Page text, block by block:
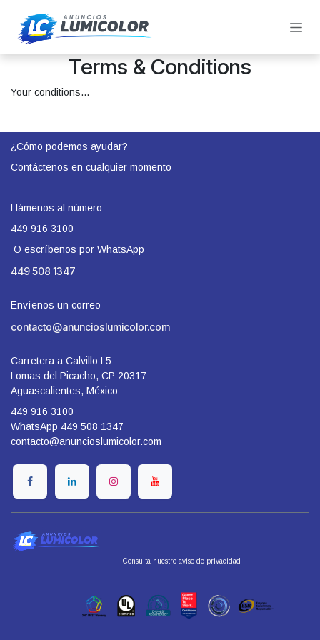
Terms & Conditions
Your conditions...
¿Cómo podemos ayudar?
Contáctenos en cualquier momento
Llámenos al número
449 916 3100
O escríbenos por WhatsApp
449 508 1347​
Envíenos un correo
contacto@anuncioslumicolor.com
Carretera a Calvillo L5
Lomas del Picacho, CP 20317
Aguascalientes, México
449 916 3100
WhatsApp 449 508 1347
contacto@anuncioslumicolor.com
​Consulta nuestro aviso de privacidad